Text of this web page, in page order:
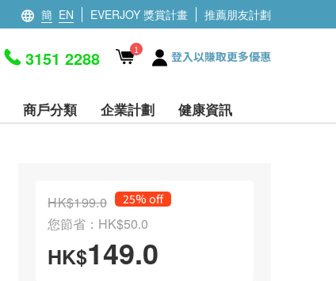
簡 EN EVERJOY 獎賞計畫 推薦朋友計劃
3151 2288 1 登入以賺取更多優惠
商戶分類 企業計劃 健康資訊
HK$199.0 25% off
您節省：HK$50.0
HK$149.0